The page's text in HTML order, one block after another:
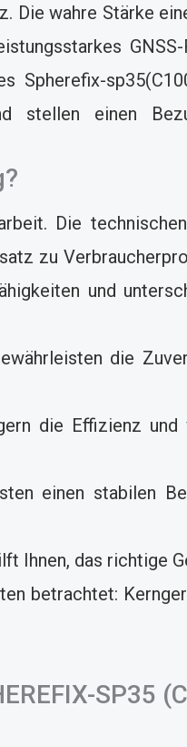
Die wahre Stärke
GNSS-
Spherefix-
stellen einen
Die
zu
und
die
die Effizienz und
einen stabilen
Ihnen, das richtige
betrachtet:
SP35